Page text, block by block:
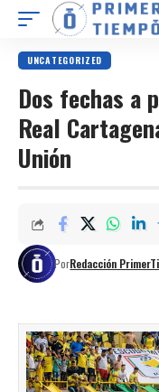
UNCATEGORIZED
Dos fechas a
Real
Unión
PorRedacción